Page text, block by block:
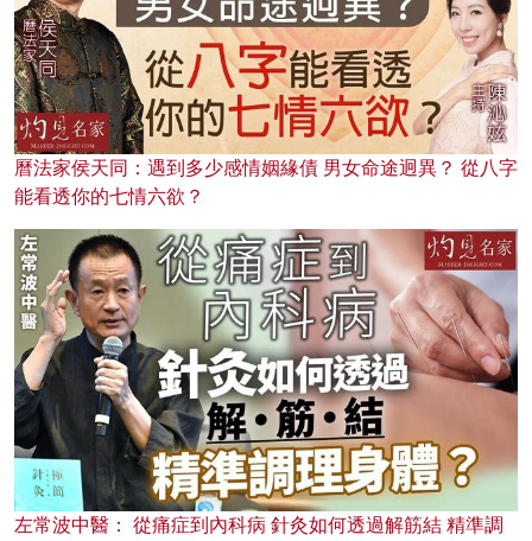
曆法家侯天同：遇到多少感情姻緣債 男女命途迥異？ 從八字
能看透你的七情六欲？
左常波中醫： 從痛症到內科病 針灸如何透過解筋結 精準調